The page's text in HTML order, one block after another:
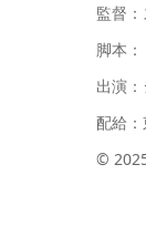
監督
脚本
出演
配給
©